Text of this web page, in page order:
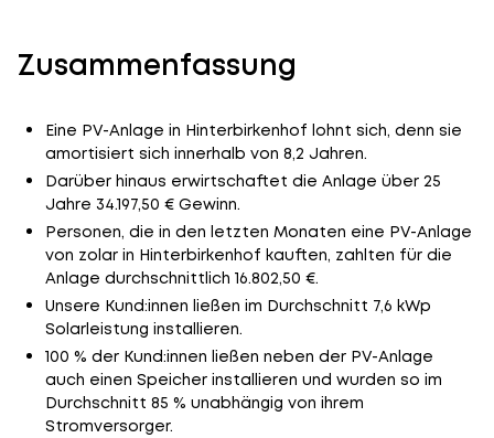
Zusammenfassung
Eine PV-Anlage in Hinterbirkenhof lohnt sich, denn sie
amortisiert sich innerhalb von 8,2 Jahren.
Darüber hinaus erwirtschaftet die Anlage über 25
Jahre 34.197,50 € Gewinn.
Personen, die in den letzten Monaten eine PV-Anlage
von zolar in Hinterbirkenhof kauften, zahlten für die
Anlage durchschnittlich 16.802,50 €.
Unsere Kund:innen ließen im Durchschnitt 7,6 kWp
Solarleistung installieren.
100 % der Kund:innen ließen neben der PV-Anlage
auch einen Speicher installieren und wurden so im
Durchschnitt 85 % unabhängig von ihrem
Stromversorger.